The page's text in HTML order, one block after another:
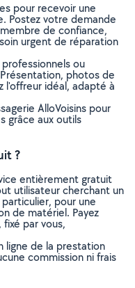
pour recevoir une
Postez votre demande
de confiance,
urgent de réparation
ou
photos de
l'offreur idéal, adapté à
AlloVoisins pour
grâce aux outils
?
entièrement gratuit
utilisateur cherchant un
pour une
de matériel. Payez
par vous,
ligne de la prestation
commission ni frais